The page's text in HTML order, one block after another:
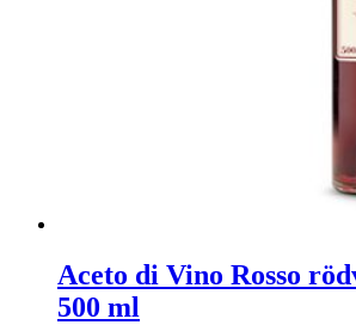
Aceto di Vino Rosso
500 ml